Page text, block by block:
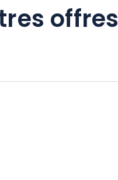
offres